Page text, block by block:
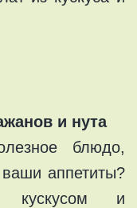
и нута
блюдо,
аппетиты?
кускусом и